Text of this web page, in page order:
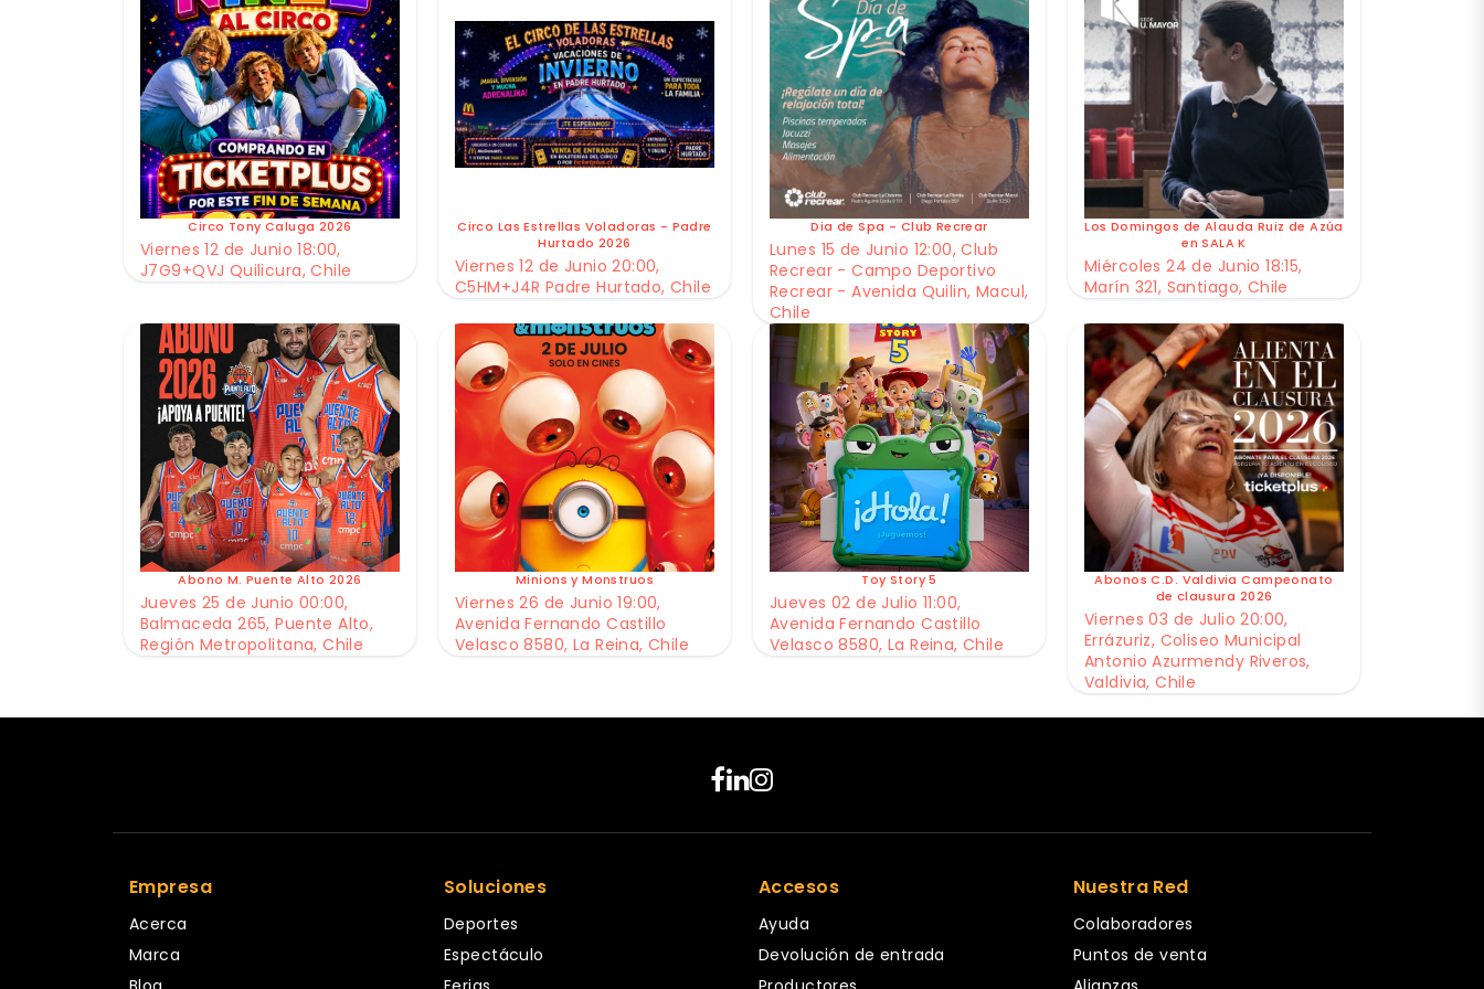
Circo Tony Caluga 2026
Viernes 12 de Junio 18:00,
J7G9+QVJ Quilicura, Chile
Circo Las Estrellas Voladoras - Padre
Hurtado 2026
Viernes 12 de Junio 20:00,
C5HM+J4R Padre Hurtado, Chile
Dia de Spa - Club Recrear
Lunes 15 de Junio 12:00, Club
Recrear - Campo Deportivo
Recrear - Avenida Quilin, Macul,
Chile
Los Domingos de Alauda Ruiz de Azúa
en SALA K
Miércoles 24 de Junio 18:15,
Marín 321, Santiago, Chile
Abono M. Puente Alto 2026
Jueves 25 de Junio 00:00,
Balmaceda 265, Puente Alto,
Región Metropolitana, Chile
Minions y Monstruos
Viernes 26 de Junio 19:00,
Avenida Fernando Castillo
Velasco 8580, La Reina, Chile
Toy Story 5
Jueves 02 de Julio 11:00,
Avenida Fernando Castillo
Velasco 8580, La Reina, Chile
Abonos C.D. Valdivia Campeonato
de clausura 2026
Viernes 03 de Julio 20:00,
Errázuriz, Coliseo Municipal
Antonio Azurmendy Riveros,
Valdivia, Chile
Empresa
Acerca
Marca
Soluciones
Deportes
Espectáculo
Accesos
Ayuda
Devolución de entrada
Nuestra Red
Colaboradores
Puntos de venta